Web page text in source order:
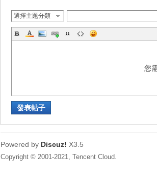
選擇主題分類
您
發表帖子
Powered by Discuz! X3.5
Copyright © 2001-2021, Tencent Cloud.